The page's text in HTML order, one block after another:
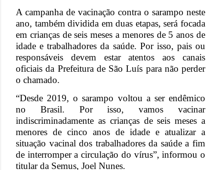
A campanha de vacinação contra o sarampo neste
ano, também dividida em duas etapas, será focada
em crianças de seis meses a menores de 5 anos de
idade e trabalhadores da saúde. Por isso, pais ou
responsáveis devem estar atentos aos canais
oficiais da Prefeitura de São Luís para não perder
o chamado.
“Desde 2019, o sarampo voltou a ser endêmico
no Brasil. Por isso, vamos vacinar
indiscriminadamente as crianças de seis meses a
menores de cinco anos de idade e atualizar a
situação vacinal dos trabalhadores da saúde a fim
de interromper a circulação do vírus”, informou o
titular da Semus, Joel Nunes.